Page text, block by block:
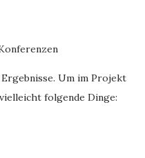
Um im Projekt
folgende Dinge: